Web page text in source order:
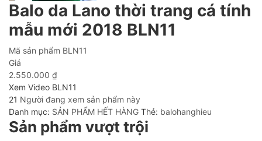
Balo da Lano thời trang cá tính
mẫu mới 2018 BLN11
Mã sản phẩm BLN11
Giá
2.550.000 ₫
Xem Video BLN11
21 Người đang xem sản phẩm này
Danh mục: SẢN PHẨM HẾT HÀNG Thẻ: balohanghieu
Sản phẩm vượt trội